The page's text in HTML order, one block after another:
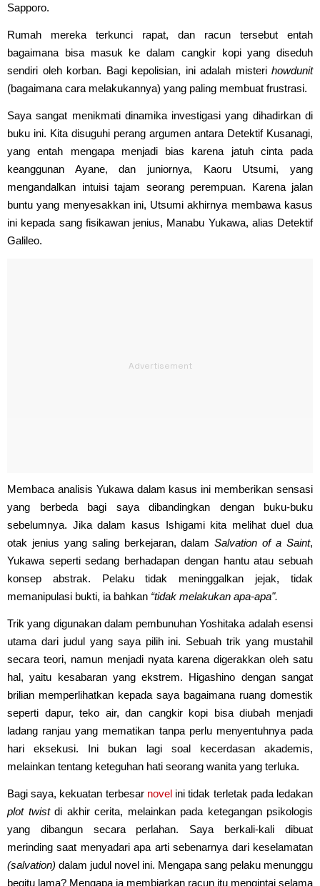
Sapporo.
Rumah mereka terkunci rapat, dan racun tersebut entah
bagaimana bisa masuk ke dalam cangkir kopi yang diseduh
sendiri oleh korban. Bagi kepolisian, ini adalah misteri howdunit
(bagaimana cara melakukannya) yang paling membuat frustrasi.
Saya sangat menikmati dinamika investigasi yang dihadirkan di
buku ini. Kita disuguhi perang argumen antara Detektif Kusanagi,
yang entah mengapa menjadi bias karena jatuh cinta pada
keanggunan Ayane, dan juniornya, Kaoru Utsumi, yang
mengandalkan intuisi tajam seorang perempuan. Karena jalan
buntu yang menyesakkan ini, Utsumi akhirnya membawa kasus
ini kepada sang fisikawan jenius, Manabu Yukawa, alias Detektif
Galileo.
Membaca analisis Yukawa dalam kasus ini memberikan sensasi
yang berbeda bagi saya dibandingkan dengan buku-buku
sebelumnya. Jika dalam kasus Ishigami kita melihat duel dua
otak jenius yang saling berkejaran, dalamSalvation of a Saint,
Yukawa seperti sedang berhadapan dengan hantu atau sebuah
konsep abstrak. Pelaku tidak meninggalkan jejak, tidak
memanipulasi bukti, ia bahkan “tidak melakukan apa-apa".
Trik yang digunakan dalam pembunuhan Yoshitaka adalah esensi
utama dari judul yang saya pilih ini. Sebuah trik yang mustahil
secara teori, namun menjadi nyata karena digerakkan oleh satu
hal, yaitu kesabaran yang ekstrem. Higashino dengan sangat
brilian memperlihatkan kepada saya bagaimana ruang domestik
seperti dapur, teko air, dan cangkir kopi bisa diubah menjadi
ladang ranjau yang mematikan tanpa perlu menyentuhnya pada
hari eksekusi. Ini bukan lagi soal kecerdasan akademis,
melainkan tentang keteguhan hati seorang wanita yang terluka.
Bagi saya, kekuatan terbesar novelini tidak terletak pada ledakan
plot twistdi akhir cerita, melainkan pada ketegangan psikologis
yang dibangun secara perlahan. Saya berkali-kali dibuat
merinding saat menyadari apa arti sebenarnya dari keselamatan
(salvation) dalam judul novel ini. Mengapa sang pelaku menunggu
begitu lama? Mengapa ia membiarkan racun itu mengintai selama